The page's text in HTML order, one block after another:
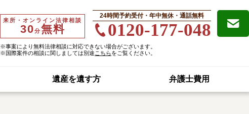
来所・オンライン法律相談
30分無料
24時間予約受付・年中無休・通話無料
0120-177-048
※事案により無料法律相談に対応できない場合がございます。
※国際案件の相談に関しましては別途 こちらをご覧ください。
遺産を遺す方 弁護士費用